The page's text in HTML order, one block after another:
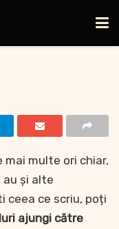
mai multe ori chiar,
au și alte
ceea ce scriu, poți
ajungi către